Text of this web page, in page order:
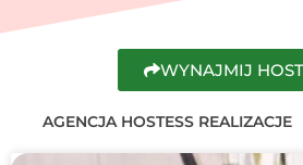
WYNAJMIJ
AGENCJA HOSTESS REALIZACJE